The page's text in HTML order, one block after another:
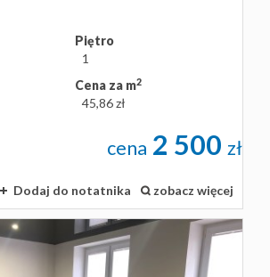
Piętro
1
Cena za m2
45,86 zł
cena 2 500 zł
Dodaj do notatnika zobacz więcej